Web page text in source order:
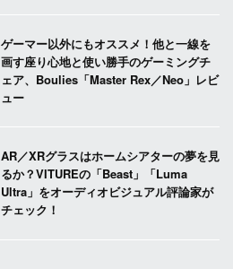
ゲーマー以外にもオススメ！他と一線を
画す座り心地と使い勝手のゲーミングチ
ェア、Boulies「Master Rex／Neo」レビ
ュー
AR／XRグラスはホームシアターの夢を見
るか？VITUREの「Beast」「Luma
Ultra」をオーディオビジュアル評論家が
チェック！